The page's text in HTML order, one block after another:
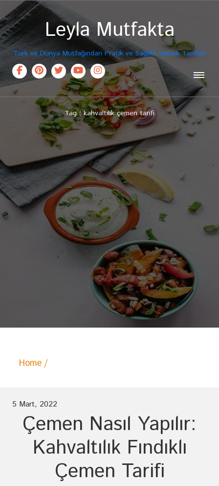
Leyla Mutfakta
Türk ve Dünya Mutfağından Pratik ve Sağlıklı Yemek Tarifleri
Tag : kahvaltılık çemen tarifi
Home
5 Mart, 2022
Çemen Nasıl Yapılır:
Kahvaltılık Fındıklı
Çemen Tarifi